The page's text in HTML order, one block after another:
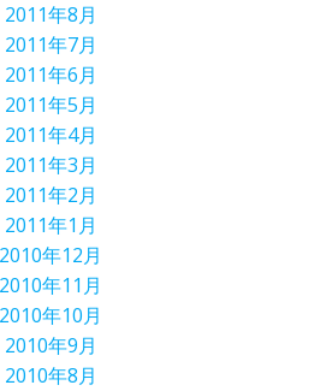
2011年8月
2011年7月
2011年6月
2011年5月
2011年4月
2011年3月
2011年2月
2011年1月
2010年12月
2010年11月
2010年10月
2010年9月
2010年8月